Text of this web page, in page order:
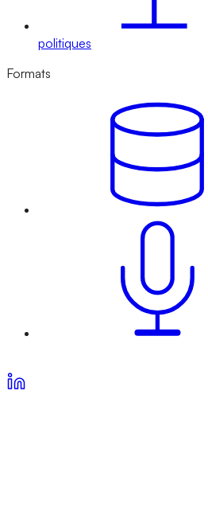
politiques
Formats